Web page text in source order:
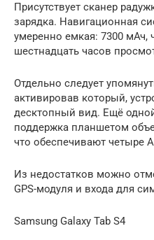
Присутствует сканер
зарядка. Навигационная
умеренно емкая: 7300 мАч,
шестнадцать часов
Отдельно следует
активировав который,
десктопный вид. Ещё
поддержка планшетом
что обеспечивают четыре
Из недостатков можно
GPS-модуля и входа для
Samsung Galaxy Tab S4